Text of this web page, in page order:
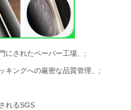
にされたペーパー工場、;
キングへの厳密な品質管理、;
れるSGS